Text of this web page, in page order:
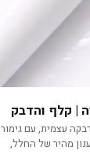
| קלף והדבק
עצמית, עם
מהיר של החלל,